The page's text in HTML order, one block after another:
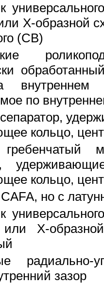
Х-образной
(CB)
внутреннем
по
кольцо,
кольцо,
но с
или Х-
радиально-
зазор